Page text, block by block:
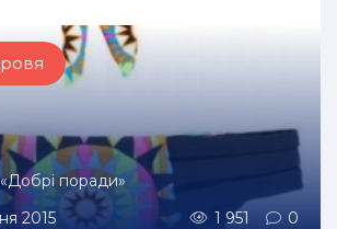
поради»
2015
1 951 0